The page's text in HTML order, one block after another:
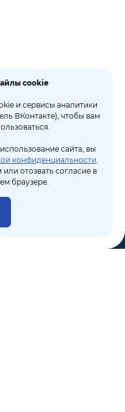
cookie
и сервисы аналитики
ВКонтакте), чтобы вам
сайта, вы
конфиденциальности.
отозвать согласие в
браузере.